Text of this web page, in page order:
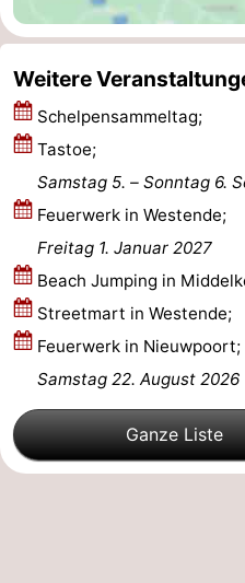
Ostende
-
Westende
-
Nieuwpoort
-
Oostduinkerke
De
Panne
-
Natur
Westhoek
Wetter
Kontakt
Weitere
Schelpensammeltag;
Tastoe;
Samstag 5. –
Feuerwerk in Westende;
Freitag 1. Januar 2027
Beach Jumping in
Streetmart in Westende;
Feuerwerk in Nieuwpoort;
Samstag 22. August 2026
Ganze Liste